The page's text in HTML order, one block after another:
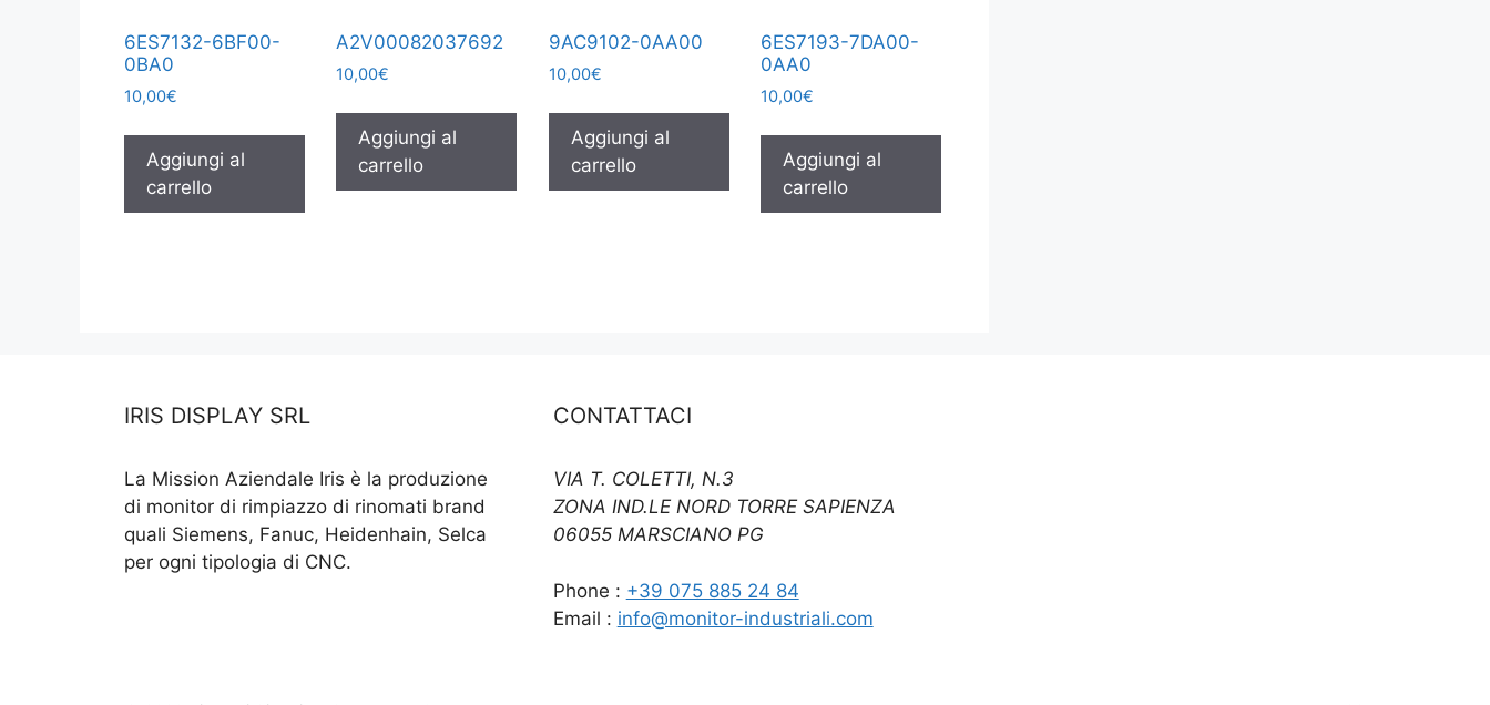
6ES7132-6BF00-
0BA0
10,00€
Aggiungi al
carrello
A2V00082037692
10,00€
Aggiungi al
carrello
9AC9102-0AA00
10,00€
Aggiungi al
carrello
6ES7193-7DA00-
0AA0
10,00€
Aggiungi al
carrello
IRIS DISPLAY SRL
La Mission Aziendale Iris è la produzione
di monitor di rimpiazzo di rinomati brand
quali Siemens, Fanuc, Heidenhain, Selca
per ogni tipologia di CNC.
CONTATTACI
VIA T. COLETTI, N.3
ZONA IND.LE NORD TORRE SAPIENZA
06055 MARSCIANO PG
Phone : +39 075 885 24 84
Email : info@monitor-industriali.com